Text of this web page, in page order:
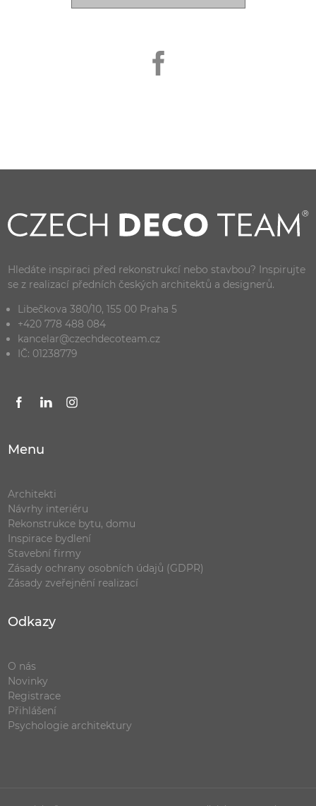
Hledáte inspiraci před rekonstrukcí nebo stavbou? Inspirujte
se z realizací předních českých architektů a designerů.
Libečkova 380/10, 155 00 Praha 5
+420 778 488 084
kancelar@czechdecoteam.cz
IČ: 01238779
Menu
Architekti
Návrhy interiéru
Rekonstrukce bytu, domu
Inspirace bydlení
Stavební firmy
Zásady ochrany osobních údajů (GDPR)
Zásady zveřejnění realizací
Odkazy
O nás
Novinky
Registrace
Přihlášení
Psychologie architektury